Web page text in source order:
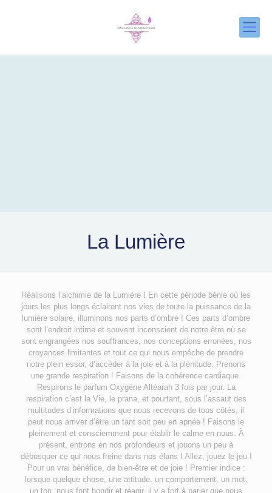
La Lumière
Réalisons l’alchimie de la Lumière ! En cette période bénie où les
jours les plus longs éclairent nos vies de toute la puissance de la
lumière solaire, illuminons nos parts d’ombre ! Ces parts d’ombre
sont l’endroit intime et souvent inconscient de notre être où se
sont engrangées nos souffrances, nos conceptions erronées, nos
croyances limitantes et tout ce qui nous empêche de prendre
notre plein essor, d’accéder à la joie et à la plénitude. Prenons
une grande respiration ! Faisons de la cohérence cardiaque.
Respirons le parfum Oxygène Altéarah 3 fois par jour. La
respiration c’est la Vie, le prana, et pourtant, sous l’assaut des
multitudes d’informations que nous recevons de tous côtés, il
peut nous arriver d’être un tant soit peu en apnée ! Faisons le
pleinement et consciemment pour établir le calme en nous. À
présent, entrons en nos profondeurs et jouons un peu à
débusquer ce qui nous freine dans nos élans ! Allez, jouez le jeu !
Pour un vrai bénéfice, de bien-être et de joie ! Premier indice :
lorsque quelque chose, une attitude, un comportement, un mot,
un ton, nous font bondir et réagir, il y a fort à parier que nous